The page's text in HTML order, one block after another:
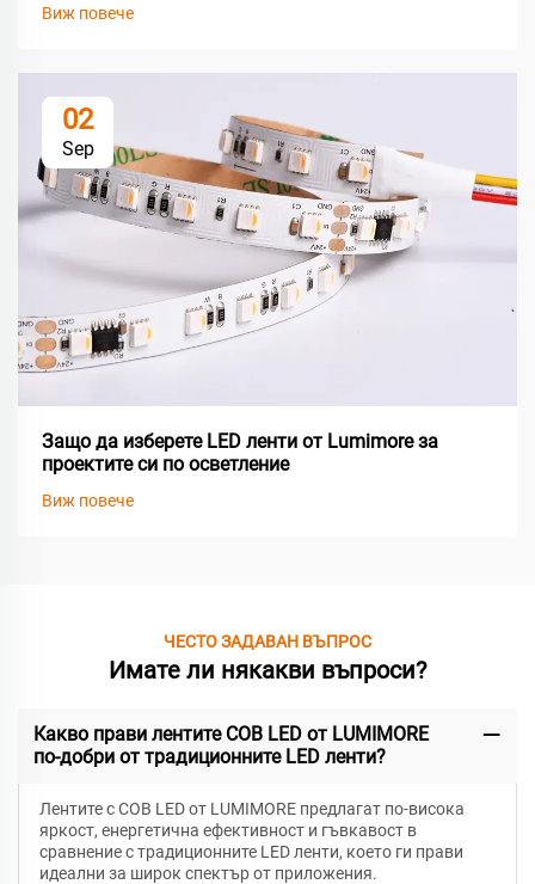
Виж повече
02
Sep
Защо да изберете LED ленти от Lumimore за
проектите си по осветление
Виж повече
ЧЕСТО ЗАДАВАН ВЪПРОС
Имате ли някакви въпроси?
Какво прави лентите COB LED от LUMIMORE
по-добри от традиционните LED ленти?
Лентите с COB LED от LUMIMORE предлагат по-висока
яркост, енергетична ефективност и гъвкавост в
сравнение с традиционните LED ленти, което ги прави
идеални за широк спектър от приложения.